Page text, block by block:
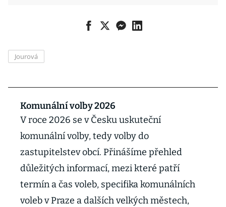
Jourová
Komunální volby 2026
V roce 2026 se v Česku uskuteční
komunální volby, tedy volby do
zastupitelstev obcí. Přinášíme přehled
důležitých informací, mezi které patří
termín a čas voleb, specifika komunálních
voleb v Praze a dalších velkých městech,